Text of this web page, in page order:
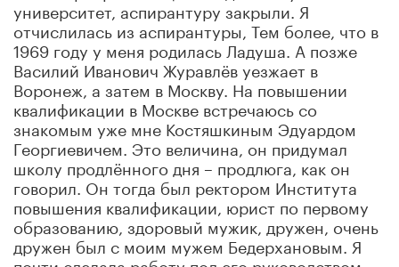
университет, аспирантуру закрыли. Я
отчислилась из аспирантуры, Тем более, что в
1969 году у меня родилась Ладуша. А позже
Василий Иванович Журавлёв уезжает в
Воронеж, а затем в Москву. На повышении
квалификации в Москве встречаюсь со
знакомым уже мне Костяшкиным Эдуардом
Георгиевичем. Это величина, он придумал
школу продлённого дня – продлюга, как он
говорил. Он тогда был ректором Института
повышения квалификации, юрист по первому
образованию, здоровый мужик, дружен, очень
дружен был с моим мужем Бедерхановым. Я